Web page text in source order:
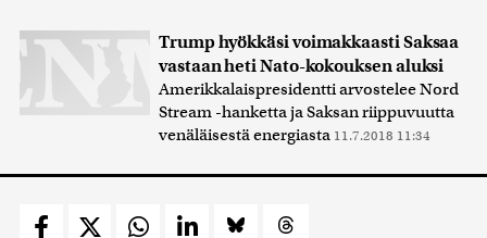
Trump hyökkäsi voimakkaasti Saksaa
vastaan heti Nato-kokouksen aluksi
Amerikkalaispresidentti arvostelee Nord
Stream -hanketta ja Saksan riippuvuutta
venäläisestä energiasta 11.7.2018 11:34